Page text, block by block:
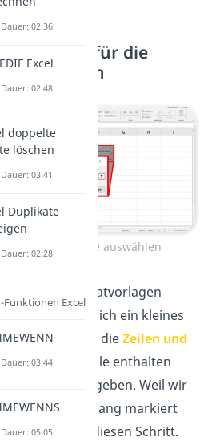
Daten für die
auswählen
für die Tabelle auswählen
eine der Formatvorlagen
hast, öffnet sich ein kleines
Dort kannst du dieZeilen und
, die in der Tabelle enthalten
manuell eingeben. Weil wir
schon am Anfang markiert
sparen wir uns diesen Schritt.
02:36
Excel
02:48
doppelte
löschen
03:41
Duplikate
02:28
Funktionen Excel
03:44
05:05